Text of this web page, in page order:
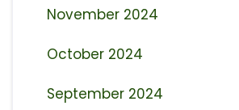
November 2024
October 2024
September 2024